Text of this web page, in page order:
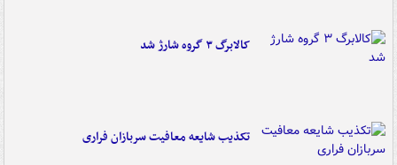
کالابرگ ۳ گروه شارژ شد
تکذیب شایعه معافیت سربازان فراری